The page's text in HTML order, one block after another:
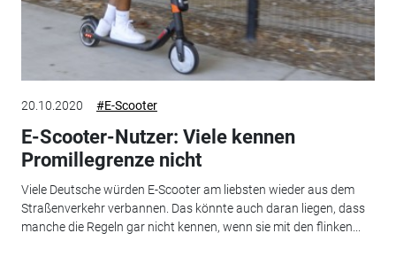
20.10.2020 #E-Scooter
E-Scooter-Nutzer: Viele kennen
Promillegrenze nicht
Viele Deutsche würden E-Scooter am liebsten wieder aus dem
Straßenverkehr verbannen. Das könnte auch daran liegen, dass
manche die Regeln gar nicht kennen, wenn sie mit den flinken...